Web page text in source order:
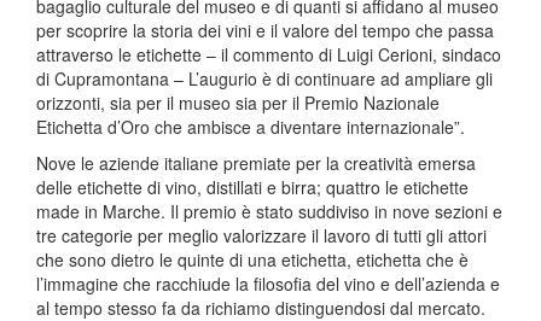
bagaglio culturale del museo e di quanti si affidano al museo
per scoprire la storia dei vini e il valore del tempo che passa
attraverso le etichette – il commento di Luigi Cerioni, sindaco
di Cupramontana – L’augurio è di continuare ad ampliare gli
orizzonti, sia per il museo sia per il Premio Nazionale
Etichetta d’Oro che ambisce a diventare internazionale”.
Nove le aziende italiane premiate per la creatività emersa
delle etichette di vino, distillati e birra; quattro le etichette
made in Marche. Il premio è stato suddiviso in nove sezioni e
tre categorie per meglio valorizzare il lavoro di tutti gli attori
che sono dietro le quinte di una etichetta, etichetta che è
l’immagine che racchiude la filosofia del vino e dell’azienda e
al tempo stesso fa da richiamo distinguendosi dal mercato.